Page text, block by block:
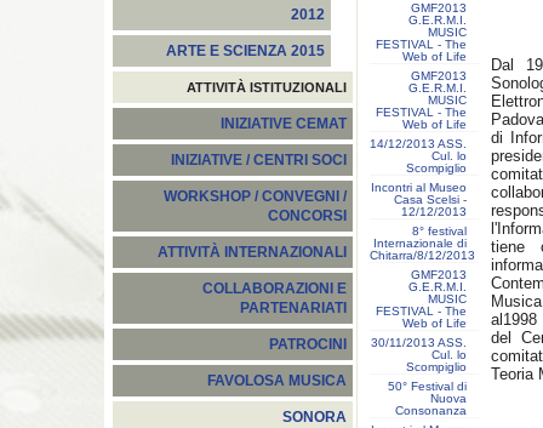
2012
ARTE E SCIENZA 2015
ATTIVITÀ ISTITUZIONALI
INIZIATIVE CEMAT
INIZIATIVE / CENTRI SOCI
WORKSHOP / CONVEGNI /
CONCORSI
ATTIVITÀ INTERNAZIONALI
COLLABORAZIONI E
PARTENARIATI
PATROCINI
FAVOLOSA MUSICA
SONORA
GMF2013
G.E.R.M.I.
MUSIC
FESTIVAL - The
Web of Life
GMF2013
G.E.R.M.I.
MUSIC
FESTIVAL - The
Web of Life
14/12/2013 ASS.
Cul. lo
Scompiglio
Incontri al Museo
Casa Scelsi -
12/12/2013
8° festival
Internazionale di
Chitarra/8/12/2013
GMF2013
G.E.R.M.I.
MUSIC
FESTIVAL - The
Web of Life
30/11/2013 ASS.
Cul. lo
Scompiglio
50° Festival di
Nuova
Consonanza
Dal
di
tiene
al1998
del
Teoria